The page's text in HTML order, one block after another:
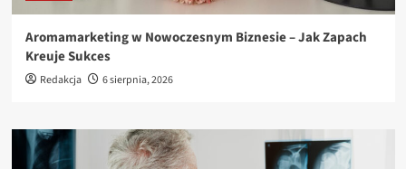
Aromamarketing w Nowoczesnym Biznesie – Jak Zapach
Kreuje Sukces
Redakcja 6 sierpnia, 2026